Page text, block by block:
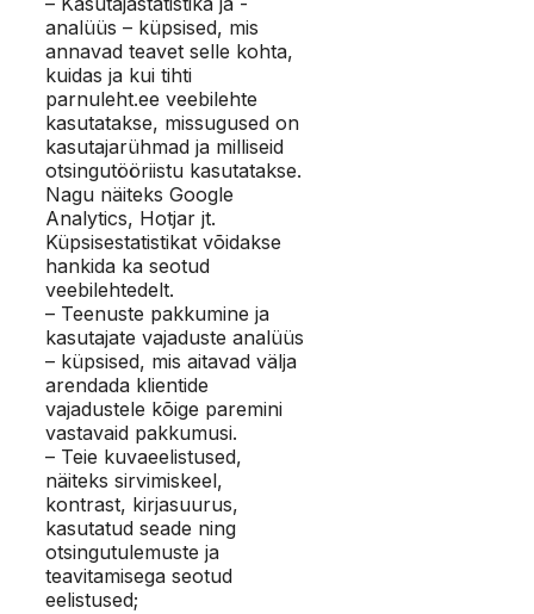
analüüs – küpsised, mis
annavad teavet selle kohta,
kuidas ja kui tihti
parnuleht.ee veebilehte
kasutatakse, missugused on
kasutajarühmad ja milliseid
otsingutööriistu kasutatakse.
Nagu näiteks Google
Analytics, Hotjar jt.
Küpsisestatistikat võidakse
hankida ka seotud
veebilehtedelt.
– Teenuste pakkumine ja
kasutajate vajaduste analüüs
– küpsised, mis aitavad välja
arendada klientide
vajadustele kõige paremini
vastavaid pakkumusi.
– Teie kuvaeelistused,
näiteks sirvimiskeel,
kontrast, kirjasuurus,
kasutatud seade ning
otsingutulemuste ja
teavitamisega seotud
eelistused;